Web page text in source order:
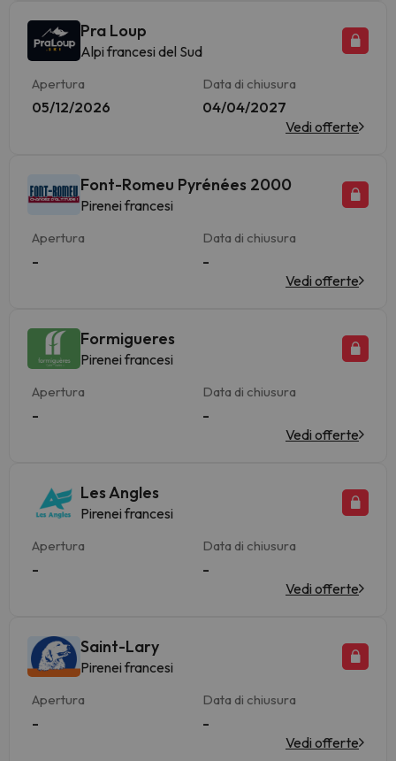
Pra Loup
Alpi francesi del Sud
Apertura
05/12/2026
Data di chiusura
04/04/2027
Vedi offerte
Font-Romeu Pyrénées 2000
Pirenei francesi
Apertura
-
Data di chiusura
-
Vedi offerte
Formigueres
Pirenei francesi
Apertura
-
Data di chiusura
-
Vedi offerte
Les Angles
Pirenei francesi
Apertura
-
Data di chiusura
-
Vedi offerte
Saint-Lary
Pirenei francesi
Apertura
-
Data di chiusura
-
Vedi offerte